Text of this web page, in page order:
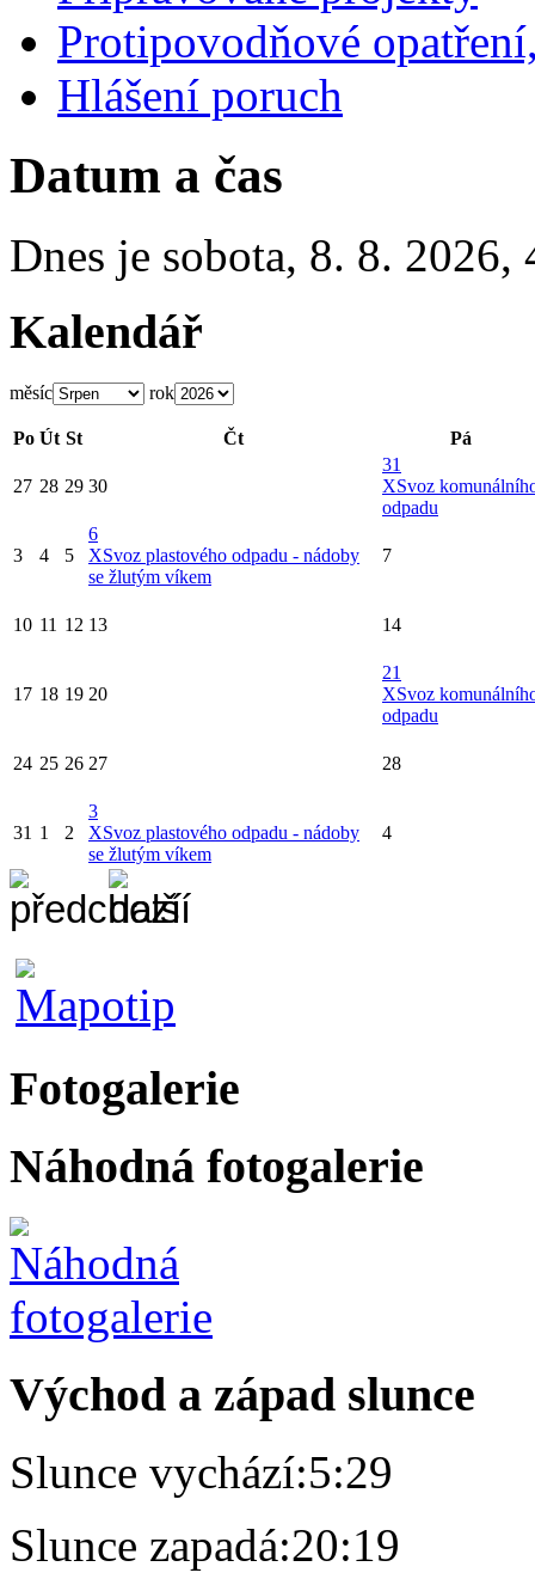
Protipovodňové
Hlášení poruch
Datum a čas
Dnes je sobota, 8. 8. 2026,
Kalendář
měsíc rok
Po Út St Čt Pá
27 28 29 30
31
XSvoz
odpadu
3 4 5
6
XSvoz plastového odpadu - nádoby
se žlutým víkem
7
10 11 12 13 14
17 18 19 20
21
XSvoz
odpadu
24 25 26 27 28
31 1 2
3
XSvoz plastového odpadu - nádoby
se žlutým víkem
4
Fotogalerie
Náhodná fotogalerie
Východ a západ slunce
Slunce vychází:5:29
Slunce zapadá:20:19